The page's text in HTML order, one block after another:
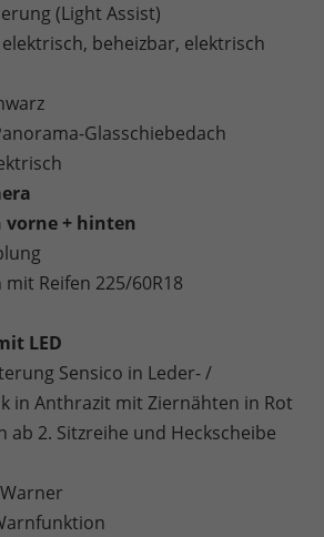
(Light Assist)
beheizbar, elektrisch
Glasschiebedach
vorne + hinten
mit Reifen 225/60R18
LED
Sensico in Leder- /
in Anthrazit mit Ziernähten in Rot
ab 2. Sitzreihe und Heckscheibe